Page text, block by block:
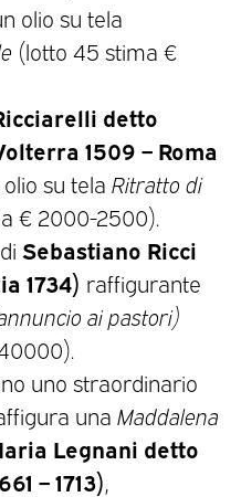
olio su tela
(lotto 45 stima €
detto
1509 – Roma
su tela Ritratto di
€ 2000-2500).
Sebastiano Ricci
1734) raffigurante
ai pastori)
uno straordinario
una Maddalena
Legnani detto
– 1713)